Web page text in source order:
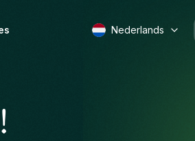
Nederlands